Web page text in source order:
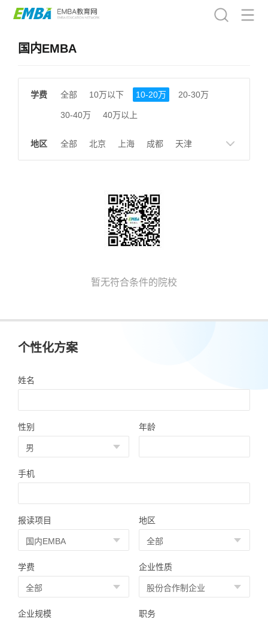
国内EMBA
学费 全部 10万以下 10-20万 20-30万
30-40万 40万以上
地区 全部 北京 上海 成都 天津
山东 安徽
广州
暂无符合条件的院校
个性化方案
姓名
性别 年龄
手机
报读项目 地区
学费 企业性质
企业规模 职务